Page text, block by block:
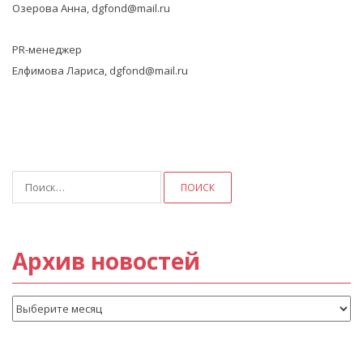
Озерова Анна, dgfond@mail.ru
PR-менеджер
Елфимова Лариса, dgfond@mail.ru
Архив новостей
Архив
новостей